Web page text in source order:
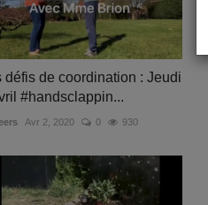
défis de coordination : Jeudi
#handsclappin...
Avr 2, 2020 0 930